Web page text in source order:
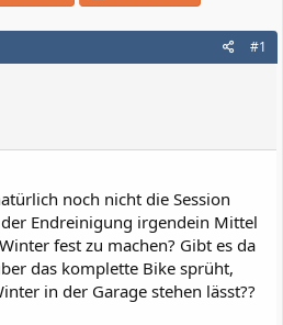
#1
noch nicht die Session
Endreinigung irgendein Mittel
fest zu machen? Gibt es da
das komplette Bike sprüht,
in der Garage stehen lässt??